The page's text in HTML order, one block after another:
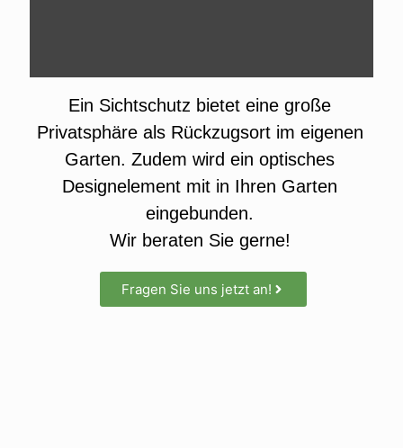
Ein Sichtschutz bietet eine große
Privatsphäre als Rückzugsort im eigenen
Garten. Zudem wird ein optisches
Designelement mit in Ihren Garten
eingebunden.
Wir beraten Sie gerne!
Fragen Sie uns jetzt an!